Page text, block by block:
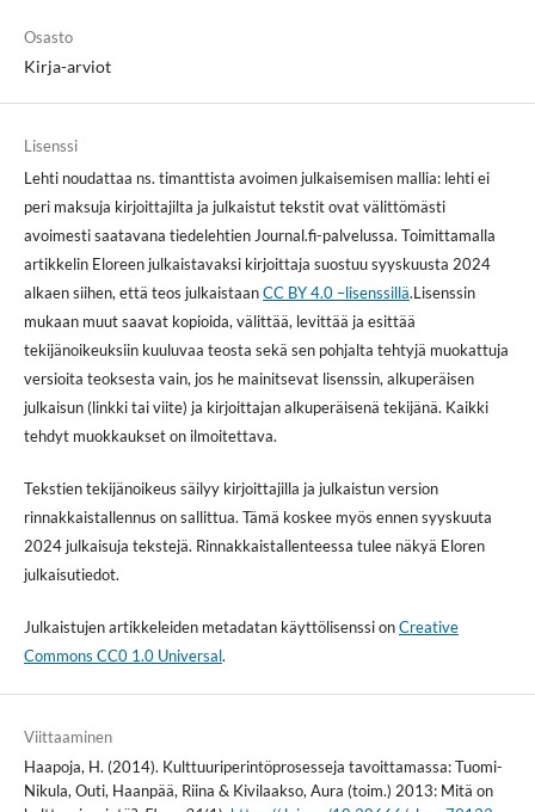
Osasto
Kirja-arviot
Lisenssi
Lehti noudattaa ns. timanttista avoimen julkaisemisen mallia: lehti ei
peri maksuja kirjoittajilta ja julkaistut tekstit ovat välittömästi
avoimesti saatavana tiedelehtien Journal.fi-palvelussa. Toimittamalla
artikkelin Eloreen julkaistavaksi kirjoittaja suostuu syyskuusta 2024
alkaen siihen, että teos julkaistaanCC BY 4.0 –lisenssillä.Lisenssin
mukaan muut saavat kopioida, välittää, levittää ja esittää
tekijänoikeuksiin kuuluvaa teosta sekä sen pohjalta tehtyjä muokattuja
versioita teoksesta vain, jos he mainitsevat lisenssin, alkuperäisen
julkaisun (linkki tai viite) ja kirjoittajan alkuperäisenä tekijänä. Kaikki
tehdyt muokkaukset on ilmoitettava.
Tekstien tekijänoikeus säilyy kirjoittajilla ja julkaistun version
rinnakkaistallennus on sallittua. Tämä koskee myös ennen syyskuuta
2024 julkaisuja tekstejä. Rinnakkaistallenteessa tulee näkyä Eloren
julkaisutiedot.
Julkaistujen artikkeleiden metadatan käyttölisenssi onCreative
Commons CC0 1.0 Universal.
Viittaaminen
Haapoja, H. (2014). Kulttuuriperintöprosesseja tavoittamassa: Tuomi-
Nikula, Outi, Haanpää, Riina & Kivilaakso, Aura (toim.) 2013: Mitä on